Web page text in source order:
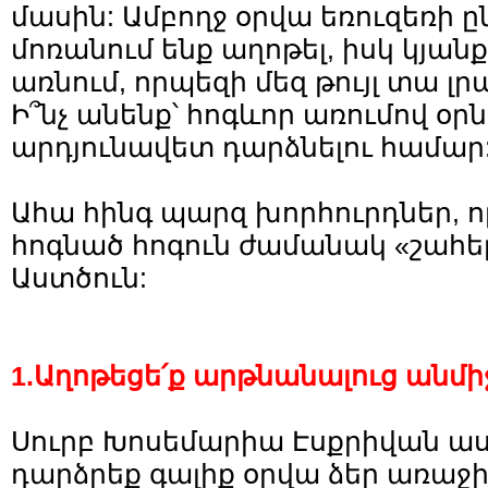
մասին: Ամբողջ օրվա եռուզեռի
մոռանում ենք աղոթել, իսկ
առնում, որպեզի մեզ թույլ տա
Ի՞նչ անենք՝ հոգևոր առումով
արդյունավետ դարձնելու
Ահա հինգ պարզ խորհուրդներ,
հոգնած հոգուն ժամանակ
Աստծուն:
1.Աղոթեցե՛ք արթնանալուց
Սուրբ Խոսեմարիա Էսքրիվան
դարձրեք գալիք օրվա ձեր